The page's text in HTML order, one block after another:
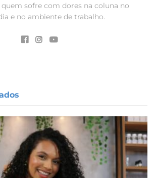
quem sofre com dores na coluna no
e no ambiente de trabalho.